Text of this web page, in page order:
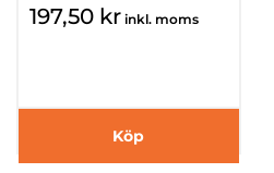
197,50 kr inkl. moms
Köp